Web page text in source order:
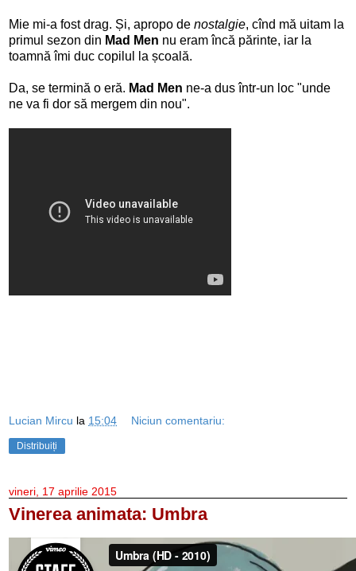
Mie mi-a fost drag. Și, apropo de nostalgie, cînd mă uitam la
primul sezon din Mad Men nu eram încă părinte, iar la
toamnă îmi duc copilul la școală.
Da, se termină o eră. Mad Men ne-a dus într-un loc "unde
ne va fi dor să mergem din nou".
Lucian Mircu la 15:04 Niciun comentariu:
Distribuiți
vineri, 17 aprilie 2015
Vinerea animata: Umbra